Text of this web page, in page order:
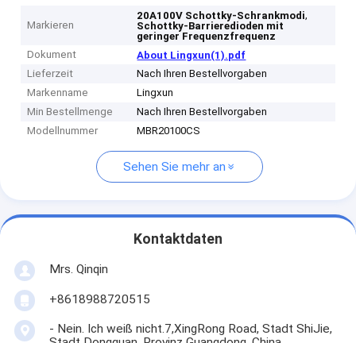
Markieren
20A100V Schottky-Schrankmodi,
Schottky-Barrieredioden mit
geringer Frequenzfrequenz
Dokument
About Lingxun(1).pdf
Lieferzeit
Nach Ihren Bestellvorgaben
Markenname
Lingxun
Min Bestellmenge
Nach Ihren Bestellvorgaben
Modellnummer
MBR20100CS
Sehen Sie mehr an
Kontaktdaten
Mrs. Qinqin
+8618988720515
- Nein. Ich weiß nicht.7,XingRong Road, Stadt ShiJie,